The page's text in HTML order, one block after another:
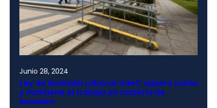
Junio 28, 2024
Ley de Inclusión Laboral: UdeC supera cuota
y mantiene el trabajo en materia de
inclusión